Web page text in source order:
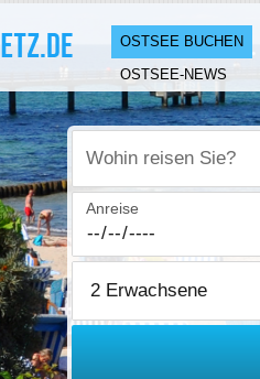
OSTSEE BUCHEN
OSTSEE-NEWS
Wohin reisen Sie?
Anreise